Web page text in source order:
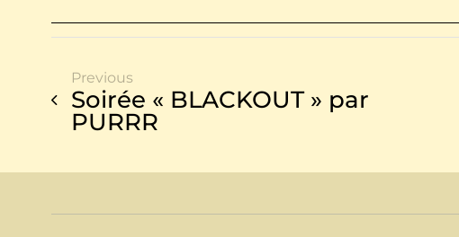
Previous
Soirée « BLACKOUT » par
PURRR